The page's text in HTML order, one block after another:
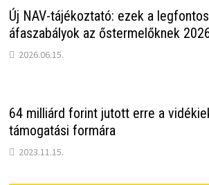
Új NAV-tájékoztató: ezek a
áfaszabályok az őstermelőknek
2026.06.15.
64 milliárd forint jutott erre a
támogatási formára
2023.11.15.